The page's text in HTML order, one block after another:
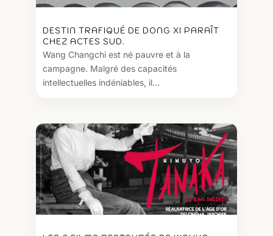
DESTIN TRAFIQUÉ DE DONG XI PARAÎT
CHEZ ACTES SUD.
Wang Changchi est né pauvre et à la
campagne. Malgré des capacités
intellectuelles indéniables, il...